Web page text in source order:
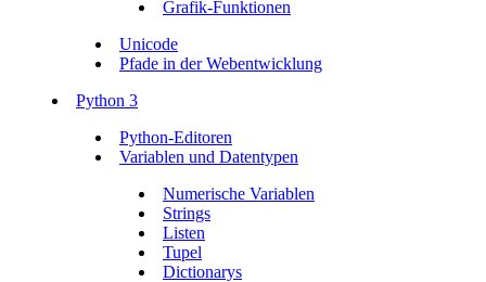
Grafik-Funktionen
Unicode
Pfade in der Webentwicklung
Python 3
Python-Editoren
Variablen und Datentypen
Numerische Variablen
Strings
Listen
Tupel
Dictionarys